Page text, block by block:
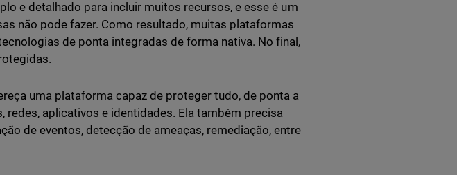
e detalhado para incluir muitos recursos, e esse é um
não pode fazer. Como resultado, muitas plataformas
de ponta integradas de forma nativa. No final,
uma plataforma capaz de proteger tudo, de ponta a
redes, aplicativos e identidades. Ela também precisa
de eventos, detecção de ameaças, remediação, entre